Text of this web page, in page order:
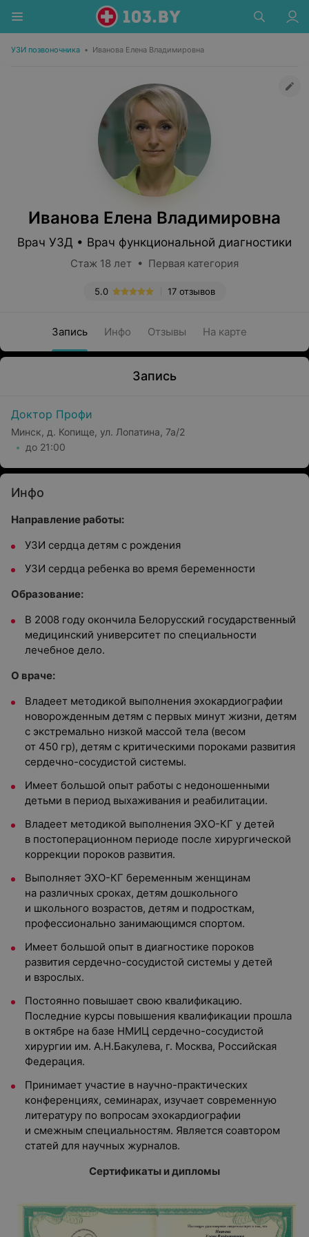
УЗИ позвоночника • Иванова Елена Владимировна
Иванова Елена Владимировна
Врач УЗД • Врач функциональной диагностики
Стаж 18 лет • Первая категория
17 отзывов
5.0
Запись Инфо Отзывы На карте
Запись
Доктор Профи
Минск, д. Копище, ул. Лопатина, 7а/2
до 21:00
Инфо
Направление работы:
УЗИ сердца детям с рождения
УЗИ сердца ребенка во время беременности
Образование:
В 2008 году окончила Белорусский государственный
медицинский университет по специальности
лечебное дело.
О враче:
Владеет методикой выполнения эхокардиографии
новорожденным детям с первых минут жизни, детям
с экстремально низкой массой тела (весом
от 450 гр), детям с критическими пороками развития
сердечно-сосудистой системы.
Имеет большой опыт работы с недоношенными
детьми в период выхаживания и реабилитации.
Владеет методикой выполнения ЭХО-КГ у детей
в постоперационном периоде после хирургической
коррекции пороков развития.
Выполняет ЭХО-КГ беременным женщинам
на различных сроках, детям дошкольного
и школьного возрастов, детям и подросткам,
профессионально занимающимся спортом.
Имеет большой опыт в диагностике пороков
развития сердечно-сосудистой системы у детей
и взрослых.
Постоянно повышает свою квалификацию.
Последние курсы повышения квалификации прошла
в октябре на базе НМИЦ сердечно-сосудистой
хирургии им. А.Н.Бакулева, г. Москва, Российская
Федерация.
Принимает участие в научно-практических
конференциях, семинарах, изучает современную
литературу по вопросам эхокардиографии
и смежным специальностям. Является соавтором
статей для научных журналов.
Сертификаты и дипломы